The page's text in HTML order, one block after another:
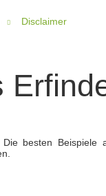
Disclaimer
besten